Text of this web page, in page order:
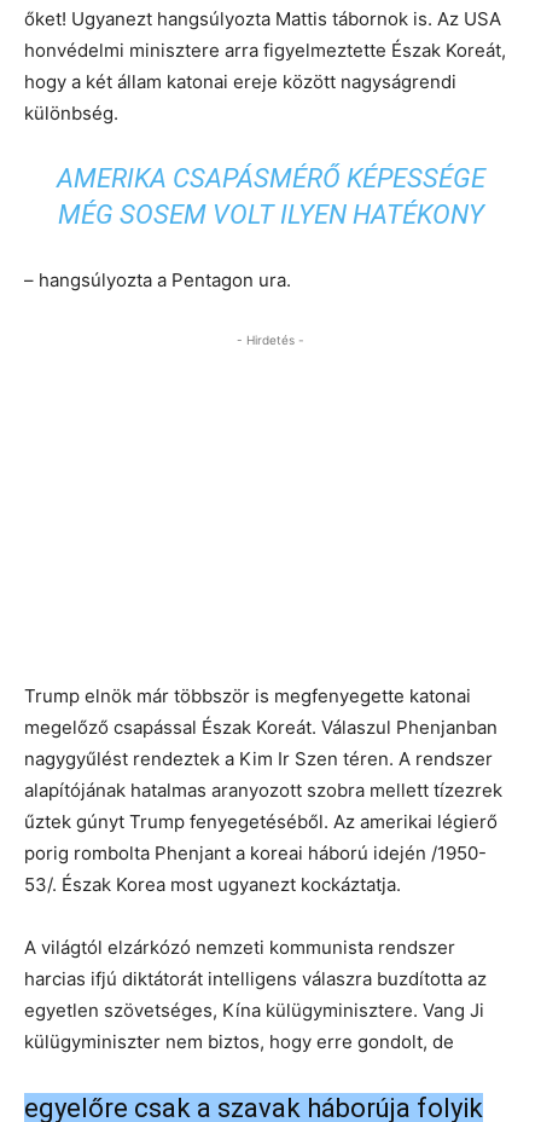
őket! Ugyanezt hangsúlyozta Mattis tábornok is. Az USA
honvédelmi minisztere arra figyelmeztette Észak Koreát,
hogy a két állam katonai ereje között nagyságrendi
különbség.
AMERIKA CSAPÁSMÉRŐ KÉPESSÉGE
MÉG SOSEM VOLT ILYEN HATÉKONY
– hangsúlyozta a Pentagon ura.
- Hirdetés -
Trump elnök már többször is megfenyegette katonai
megelőző csapással Észak Koreát. Válaszul Phenjanban
nagygyűlést rendeztek a Kim Ir Szen téren. A rendszer
alapítójának hatalmas aranyozott szobra mellett tízezrek
űztek gúnyt Trump fenyegetéséből. Az amerikai légierő
porig rombolta Phenjant a koreai háború idején /1950-
53/. Észak Korea most ugyanezt kockáztatja.
A világtól elzárkózó nemzeti kommunista rendszer
harcias ifjú diktátorát intelligens válaszra buzdította az
egyetlen szövetséges, Kína külügyminisztere. Vang Ji
külügyminiszter nem biztos, hogy erre gondolt, de
egyelőre csak a szavak háborúja folyik